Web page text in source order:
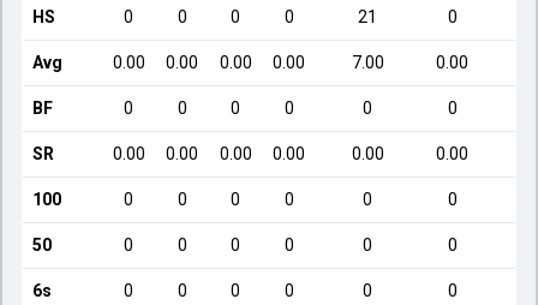
HS 0 0 0 0 21 0
Avg 0.00 0.00 0.00 0.00 7.00 0.00
BF 0 0 0 0 0 0
SR 0.00 0.00 0.00 0.00 0.00 0.00
100 0 0 0 0 0 0
50 0 0 0 0 0 0
6s 0 0 0 0 0 0